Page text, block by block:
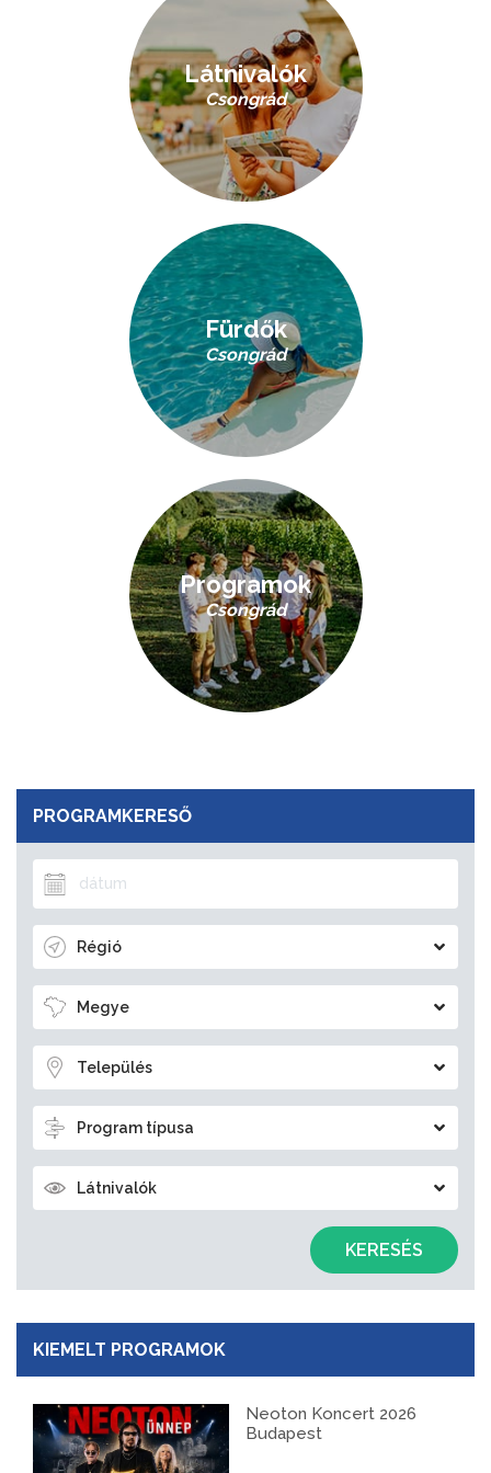
PROGRAMKERESŐ
Régió
Megye
Település
Program típusa
Látnivalók
KERESÉS
KIEMELT PROGRAMOK
Neoton Koncert 2026
Budapest
Látnivalók
Csongrád
Fürdők
Csongrád
Programok
Csongrád